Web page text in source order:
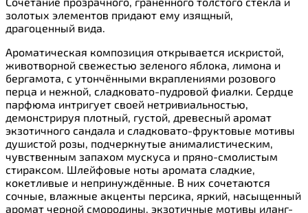
золотых элементов придают ему изящный,
драгоценный вида.
Ароматическая композиция открывается искристой,
животворной свежестью зеленого яблока, лимона и
бергамота, с утончёнными вкраплениями розового
перца и нежной, сладковато-пудровой фиалки. Сердце
парфюма интригует своей нетривиальностью,
демонстрируя плотный, густой, древесный аромат
экзотичного сандала и сладковато-фруктовые мотивы
душистой розы, подчеркнутые анималистическим,
чувственным запахом мускуса и пряно-смолистым
стираксом. Шлейфовые ноты аромата сладкие,
кокетливые и непринуждённые. В них сочетаются
сочные, влажные акценты персика, яркий, насыщенный
аромат черной смородины, экзотичные мотивы иланг-